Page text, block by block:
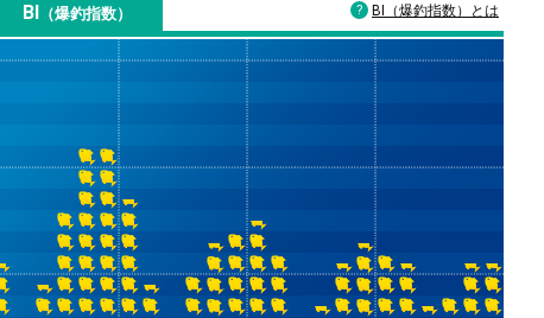
BI （爆釣指数） BI（爆釣指数）とは